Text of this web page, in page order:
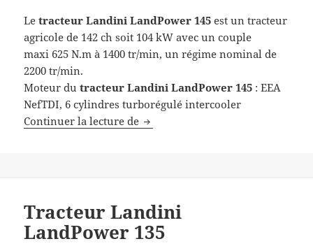
Letracteur Landini LandPower 145 est un tracteur
agricole de 142 ch soit 104 kW avec un couple
maxi 625 N.m à 1400 tr/min, un régime nominal de
2200 tr/min.
Moteur dutracteur Landini LandPower 145 : EEA
NefTDI, 6 cylindres turborégulé intercooler
Continuer la lecture de Tracteur Landini LandPower 145
Tracteur Landini
LandPower 135